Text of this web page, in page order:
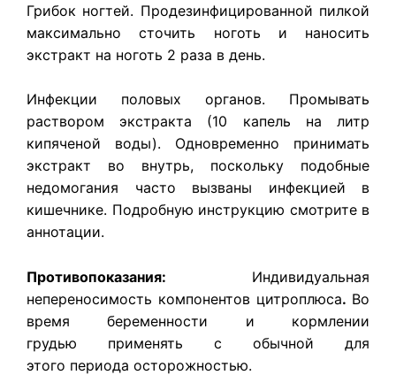
Грибок ногтей. Продезинфицированной пилкой
максимально сточить ноготь и наносить
экстракт на ноготь 2 раза в день.
Инфекции половых органов. Промывать
раствором экстракта (10 капель на литр
кипяченой воды). Одновременно принимать
экстракт во внутрь, поскольку подобные
недомогания часто вызваны инфекцией в
кишечнике. Подробную инструкцию смотрите в
аннотации.
Противопоказания: Индивидуальная
непереносимость компонентов цитроплюса.​ Во
время беременности и кормлении
грудью применять с обычной для
этого периода осторожностью.